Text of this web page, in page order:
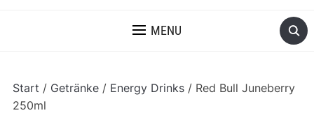
MENU
Start / Getränke/ Energy Drinks/ Red Bull Juneberry
250ml